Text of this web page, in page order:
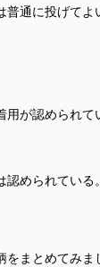
普通に投げてよ
用が認められ
められている。
をまとめてみま